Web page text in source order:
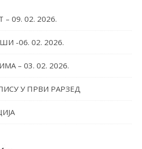
09. 02. 2026.
-06. 02. 2026.
– 03. 02. 2026.
У ПРВИ РАРЗЕД